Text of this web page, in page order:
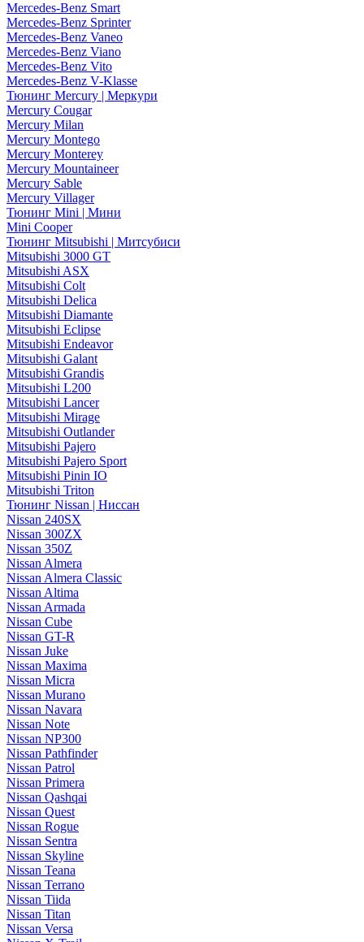
Mercedes-Benz Smart
Mercedes-Benz Sprinter
Mercedes-Benz Vaneo
Mercedes-Benz Viano
Mercedes-Benz Vito
Mercedes-Benz V-Klasse
Тюнинг Mercury | Меркури
Mercury Cougar
Mercury Milan
Mercury Montego
Mercury Monterey
Mercury Mountaineer
Mercury Sable
Mercury Villager
Тюнинг Mini | Мини
Mini Cooper
Тюнинг Mitsubishi | Митсубиси
Mitsubishi 3000 GT
Mitsubishi ASX
Mitsubishi Colt
Mitsubishi Delica
Mitsubishi Diamante
Mitsubishi Eclipse
Mitsubishi Endeavor
Mitsubishi Galant
Mitsubishi Grandis
Mitsubishi L200
Mitsubishi Lancer
Mitsubishi Mirage
Mitsubishi Outlander
Mitsubishi Pajero
Mitsubishi Pajero Sport
Mitsubishi Pinin IO
Mitsubishi Triton
Тюнинг Nissan | Ниссан
Nissan 240SX
Nissan 300ZX
Nissan 350Z
Nissan Almera
Nissan Almera Classic
Nissan Altima
Nissan Armada
Nissan Cube
Nissan GT-R
Nissan Juke
Nissan Maxima
Nissan Micra
Nissan Murano
Nissan Navara
Nissan Note
Nissan NP300
Nissan Pathfinder
Nissan Patrol
Nissan Primera
Nissan Qashqai
Nissan Quest
Nissan Rogue
Nissan Sentra
Nissan Skyline
Nissan Teana
Nissan Terrano
Nissan Tiida
Nissan Titan
Nissan Versa